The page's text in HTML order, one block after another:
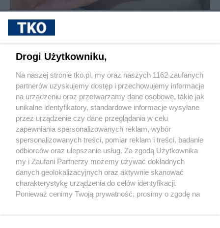
sponsorowane
Cukrzyca – cicha epidemia, która
możliwości leczenia i rosnąca rola
Pokaż więcej
Reklama Tematy Archiwum artykułów
Drogi Użytkowniku,
Na naszej stronie tko.pl, my oraz naszych 1162 zaufanych
partnerów uzyskujemy dostęp i przechowujemy informacje
na urządzeniu oraz przetwarzamy dane osobowe, takie jak
unikalne identyfikatory, standardowe informacje wysyłane
przez urządzenie czy dane przeglądania w celu
zapewniania spersonalizowanych reklam, wybór
spersonalizowanych treści, pomiar reklam i treści, badanie
odbiorców oraz ulepszanie usług. Za zgodą Użytkownika
my i Zaufani Partnerzy możemy używać dokładnych
danych geolokalizacyjnych oraz aktywnie skanować
charakterystykę urządzenia do celów identyfikacji.
Ponieważ cenimy Twoją prywatność, prosimy o zgodę na